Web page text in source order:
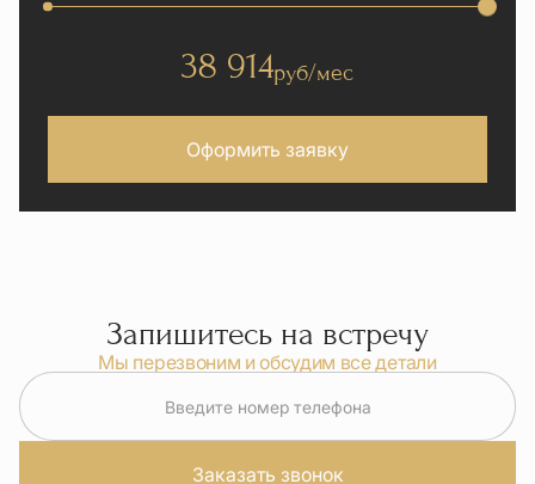
38 914руб/мес
Оформить заявку
Запишитесь на встречу
Мы перезвоним и обсудим все детали
Введите номер телефона
Заказать звонок